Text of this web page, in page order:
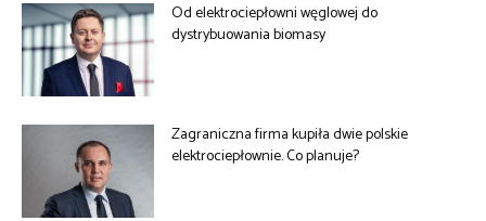
Od elektrociepłowni węglowej do
dystrybuowania biomasy
Zagraniczna firma kupiła dwie polskie
elektrociepłownie. Co planuje?